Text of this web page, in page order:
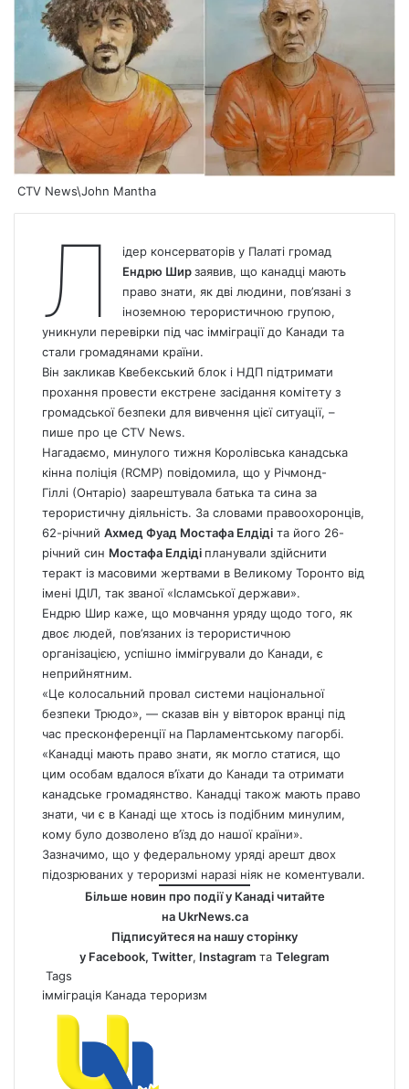
CTV News\John Mantha
Л
ідер консерваторів у Палаті громад
Ендрю Ширзаявив, що канадці мають
право знати, як дві людини, пов’язані з
іноземною терористичною групою,
уникнули перевірки під час імміграції до Канади та
стали громадянами країни.
Він закликав Квебекський блок і НДП підтримати
прохання провести екстрене засідання комітету з
громадської безпеки для вивчення цієї ситуації, –
пише про це CTV News.
Нагадаємо, минулого тижня Королівська канадська
кінна поліція (RCMP) повідомила, що у Річмонд-
Гіллі (Онтаріо) заарештувала батька та сина за
терористичну діяльність. За словами правоохоронців,
62-річний Ахмед Фуад Мостафа Елдіді та його 26-
річний син Мостафа Елдіді планували здійснити
теракт із масовими жертвами в Великому Торонто від
імені ІДІЛ, так званої «Ісламської держави».
Ендрю Шир каже, що мовчання уряду щодо того, як
двоє людей, пов’язаних із терористичною
організацією, успішно іммігрували до Канади, є
неприйнятним.
«Це колосальний провал системи національної
безпеки Трюдо», — сказав він у вівторок вранці під
час пресконференції на Парламентському пагорбі.
«Канадці мають право знати, як могло статися, що
цим особам вдалося в’їхати до Канади та отримати
канадське громадянство. Канадці також мають право
знати, чи є в Канаді ще хтось із подібним минулим,
кому було дозволено в’їзд до нашої країни».
Зазначимо, що у федеральному уряді арешт двох
підозрюваних у тероризмі наразі ніяк не коментували.
Більше новин про події у Канаді читайте
на UkrNews.ca
Підписуйтеся на нашу сторінку
у Facebook, Twitter, Instagram та Telegram
Tags
імміграція Канада тероризм